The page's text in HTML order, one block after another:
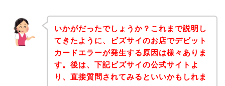
いかがだったでしょうか？これまで説明し
てきたように、ビズサイのお店でデビット
カードエラーが発生する原因は様々ありま
す。後は、下記ビズサイの公式サイトよ
り、直接質問されてみるといいかもしれま